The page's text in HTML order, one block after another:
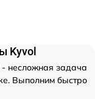
Kyvol
несложная задача
Выполним быстро